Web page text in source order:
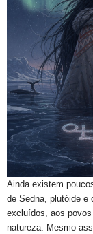
Ainda existem
de Sedna, plutóide e
excluídos, aos
natureza. Mesmo